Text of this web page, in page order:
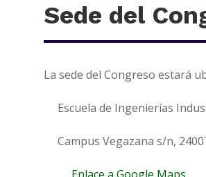
Sede del
La sede del Congreso estará
Escuela de Ingenierías
Campus Vegazana s/n,